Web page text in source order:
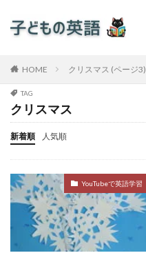
HOME クリスマス (ページ3)
TAG
クリスマス
新着順 人気順
YouTubeで英語学習